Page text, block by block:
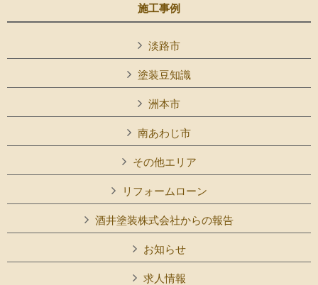
施工事例
淡路市
塗装豆知識
洲本市
南あわじ市
その他エリア
リフォームローン
酒井塗装株式会社からの報告
お知らせ
求人情報